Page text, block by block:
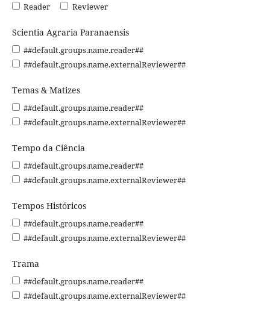
Reader Reviewer
Scientia Agraria Paranaensis
##default.groups.name.reader##
##default.groups.name.externalReviewer##
Temas & Matizes
##default.groups.name.reader##
##default.groups.name.externalReviewer##
Tempo da Ciência
##default.groups.name.reader##
##default.groups.name.externalReviewer##
Tempos Históricos
##default.groups.name.reader##
##default.groups.name.externalReviewer##
Trama
##default.groups.name.reader##
##default.groups.name.externalReviewer##